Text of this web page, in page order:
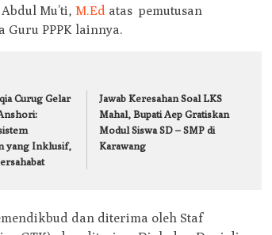
Mu’ti, M.Ed atas pemutusan
PPPK lainnya.
Curug Gelar
yang Inklusif,
Jawab Keresahan Soal LKS
Mahal, Bupati Aep Gratiskan
Modul Siswa SD – SMP di
Karawang
dan diterima oleh Staf